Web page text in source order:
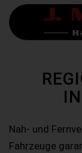
Nah- und
Fahrzeuge